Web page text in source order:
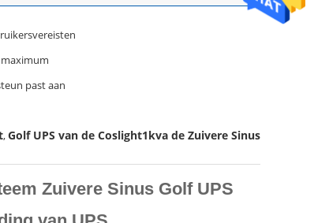
maximum
past aan
,Golf UPS van de Coslight1kva de Zuivere Sinus
Zuivere Sinus Golf UPS